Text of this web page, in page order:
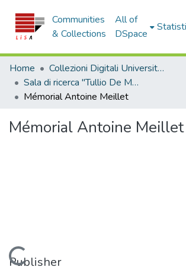
Communities
& Collections
All of
DSpace
Home
Collezioni Digitali Università della Calabria
Sala di ricerca "Tullio De Mauro"
Mémorial Antoine Meillet
Mémorial Antoine Meillet
Loading...
Publisher